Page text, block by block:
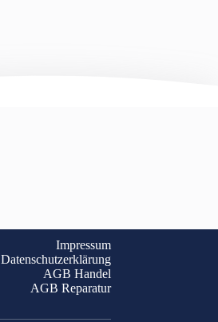
Impressum
Datenschutzerklärung
AGB Handel
AGB Reparatur